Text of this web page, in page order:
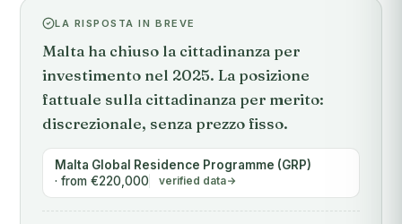
LA RISPOSTA IN BREVE
Malta ha chiuso la cittadinanza per
investimento nel 2025. La posizione
fattuale sulla cittadinanza per merito:
discrezionale, senza prezzo fisso.
Malta Global Residence Programme (GRP)
· from €220,000
verified data